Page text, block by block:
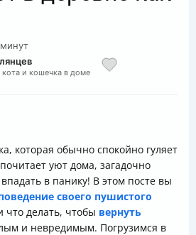
и кошечка в доме
которая обычно спокойно гуляет
уют дома, загадочно
в панику! В этом посте вы
своего пушистого
что делать, чтобы вернуть
и невредимым. Погрузимся в